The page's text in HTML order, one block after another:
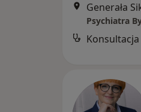
Generała
Psychiatra